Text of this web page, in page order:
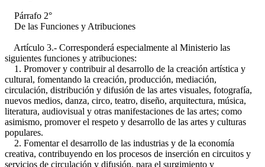
Párrafo 2°
De las Funciones y Atribuciones
Artículo 3.- Corresponderá especialmente al Ministerio las
siguientes funciones y atribuciones:
1. Promover y contribuir al desarrollo de la creación artística y
cultural, fomentando la creación, producción, mediación,
circulación, distribución y difusión de las artes visuales, fotografía,
nuevos medios, danza, circo, teatro, diseño, arquitectura, música,
literatura, audiovisual y otras manifestaciones de las artes; como
asimismo, promover el respeto y desarrollo de las artes y culturas
populares.
2. Fomentar el desarrollo de las industrias y de la economía
creativa, contribuyendo en los procesos de inserción en circuitos y
servicios de circulación y difusión, para el surgimiento y